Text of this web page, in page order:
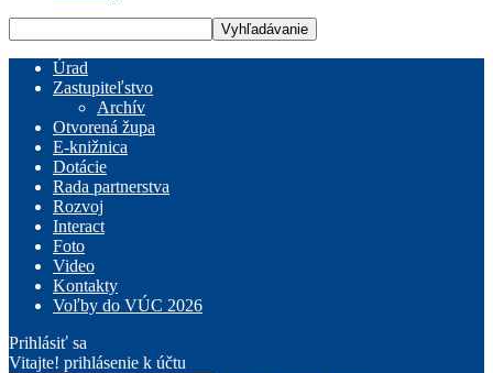
Úrad
Zastupiteľstvo
Archív
Otvorená župa
E-knižnica
Dotácie
Rada partnerstva
Rozvoj
Interact
Foto
Video
Kontakty
Voľby do VÚC 2026
Prihlásiť sa
Vitajte! prihlásenie k účtu